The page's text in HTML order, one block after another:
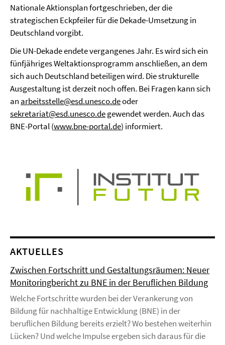
Nationale Aktionsplan fortgeschrieben, der die
strategischen Eckpfeiler für die Dekade-Umsetzung in
Deutschland vorgibt.
Die UN-Dekade endete vergangenes Jahr. Es wird sich ein
fünfjähriges Weltaktionsprogramm anschließen, an dem
sich auch Deutschland beteiligen wird. Die strukturelle
Ausgestaltung ist derzeit noch offen. Bei Fragen kann sich
an arbeitsstelle@esd.unesco.deoder
sekretariat@esd.unesco.degewendet werden. Auch das
BNE-Portal (www.bne-portal.de) informiert.
AKTUELLES
Zwischen Fortschritt und Gestaltungsräumen: Neuer
Monitoringbericht zu BNE in der Beruflichen Bildung
Welche Fortschritte wurden bei der Verankerung von
Bildung für nachhaltige Entwicklung (BNE) in der
beruflichen Bildung bereits erzielt? Wo bestehen weiterhin
Lücken? Und welche Impulse ergeben sich daraus für die